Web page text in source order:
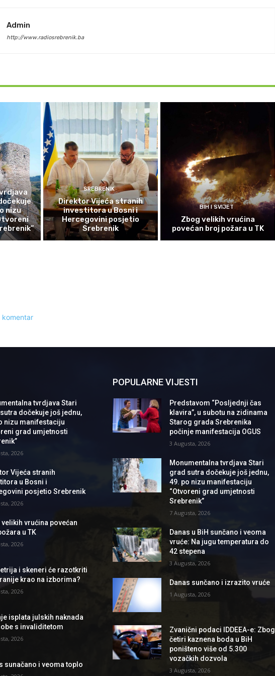
Admin
http://www.radiosrebrenik.ba
nizu
SREBRENIK
Direktor Vijeća stranih
investitora u Bosni i
Hercegovini posjetio
Srebrenik
BIH I SVIJET
Zbog velikih vrućina
povećan broj požara u TK
komentar
tvrdjava Stari
dočekuje još jednu,
nizu manifestaciju
grad umjetnosti
2026
Vijeća stranih
u Bosni i
posjetio Srebrenik
2026
vrućina povećan
u TK
2026
i skeneri će razotkriti
krao na izborima?
2026
isplata julskih naknada
s invaliditetom
2026
sunačano i veoma toplo
POPULARNE VIJESTI
Predstavom “Posljednji čas
klavira”, u subotu na zidinama
Starog grada Srebrenika
počinje manifestacija OGUS
3 Augusta, 2026
Monumentalna tvrdjava Stari
grad sutra dočekuje još jednu,
49. po nizu manifestaciju
“Otvoreni grad umjetnosti
Srebrenik”
7 Augusta, 2026
Danas u BiH sunčano i veoma
vruće: Na jugu temperatura do
42 stepena
3 Augusta, 2026
Danas sunčano i izrazito vruće
1 Augusta, 2026
Zvanični podaci IDDEEA-e: Zbog
četiri kaznena boda u BiH
poništeno više od 5.300
vozačkih dozvola
3 Augusta, 2026